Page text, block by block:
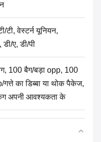
टी, वेस्टर्न यूनियन,
डी/ए, डी/पी
100 बैग/बड़ा opp, 100
गत्ते का डिब्बा या थोक पैकेज,
अपनी आवश्यकता के